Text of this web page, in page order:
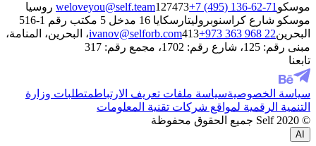
موسكو +7 (495) 136-62-71
weloveyou@self.team 127473 روسيا
موسكو شارع كراسنوبروليتارسكايا 16 مدخل 5 مكتب رقم 1-516
البحرين+973 363 968 22
ivanov@selforb.com413، البحرين، المنامة،
مبنى رقم: 125، شارع رقم: 1702، مجمع رقم: 317
تابعنا
سياسة الخصوصيةسياسة ملفات تعريف الارتباطمتطلبات وزارة
التنمية الرقمية لمواقع شركات تقنية المعلومات
© 2020 Self جميع الحقوق محفوظة
AI